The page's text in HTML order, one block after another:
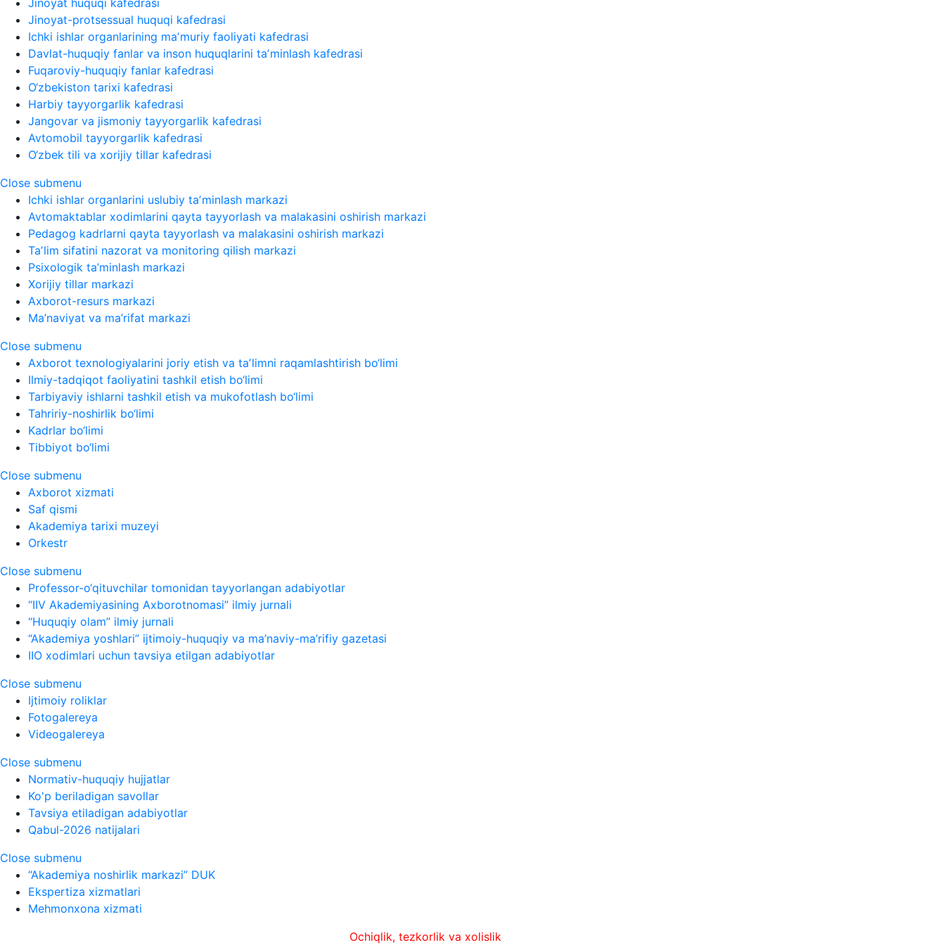
Jinoyat huquqi kafedrasi
Jinoyat-protsessual huquqi kafedrasi
Ichki ishlar organlarining maʼmuriy faoliyati kafedrasi
Davlat-huquqiy fanlar va inson huquqlarini taʼminlash kafedrasi
Fuqaroviy-huquqiy fanlar kafedrasi
O‘zbekiston tarixi kafedrasi
Harbiy tayyorgarlik kafedrasi
Jangovar va jismoniy tayyorgarlik kafedrasi
Avtomobil tayyorgarlik kafedrasi
O‘zbek tili va xorijiy tillar kafedrasi
Close submenu
Ichki ishlar organlarini uslubiy taʼminlash markazi
Avtomaktablar xodimlarini qayta tayyorlash va malakasini oshirish markazi
Pedagog kadrlarni qayta tayyorlash va malakasini oshirish markazi
Taʼlim sifatini nazorat va monitoring qilish markazi
Psixologik ta’minlash markazi
Xorijiy tillar markazi
Axborot-resurs markazi
Ma’naviyat va ma’rifat markazi
Close submenu
Axborot texnologiyalarini joriy etish va taʼlimni raqamlashtirish bo‘limi
Ilmiy-tadqiqot faoliyatini tashkil etish bo‘limi
Tarbiyaviy ishlarni tashkil etish va mukofotlash bo‘limi
Tahririy-noshirlik bo‘limi
Kadrlar bo‘limi
Tibbiyot bo‘limi
Close submenu
Axborot xizmati
Saf qismi
Akademiya tarixi muzeyi
Orkestr
Close submenu
Professor-o‘qituvchilar tomonidan tayyorlangan adabiyotlar
“IIV Akademiyasining Axborotnomasi” ilmiy jurnali
“Huquqiy olam” ilmiy jurnali
“Akademiya yoshlari” ijtimoiy-huquqiy va ma’naviy-ma’rifiy gazetasi
IIO xodimlari uchun tavsiya etilgan adabiyotlar
Close submenu
Ijtimoiy roliklar
Fotogalereya
Videogalereya
Close submenu
Normativ-huquqiy hujjatlar
Ko'p beriladigan savollar
Tavsiya etiladigan adabiyotlar
Qabul-2026 natijalari
Close submenu
“Akademiya noshirlik markazi” DUK
Ekspertiza xizmatlari
Mehmonxona xizmati
Ochiqlik, tezkorlik va xolislik